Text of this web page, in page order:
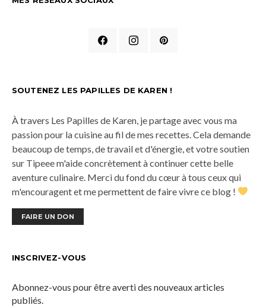
SOUTENEZ LES PAPILLES DE KAREN !
À travers Les Papilles de Karen, je partage avec vous ma
passion pour la cuisine au fil de mes recettes. Cela demande
beaucoup de temps, de travail et d'énergie, et votre soutien
sur Tipeee m'aide concrètement à continuer cette belle
aventure culinaire. Merci du fond du cœur à tous ceux qui
m'encouragent et me permettent de faire vivre ce blog !
FAIRE UN DON
INSCRIVEZ-VOUS
Abonnez-vous pour être averti des nouveaux articles
publiés.